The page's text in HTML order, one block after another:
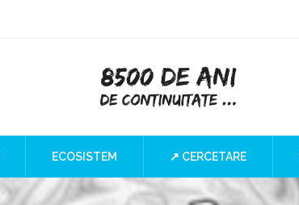
ECOSISTEM ↗ CERCETARE